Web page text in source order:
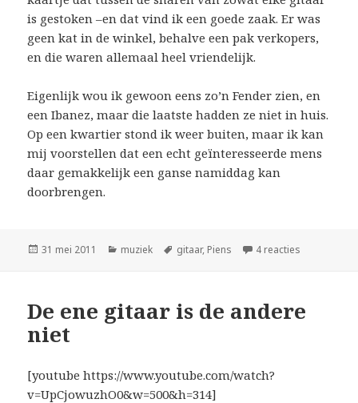
is gestoken –en dat vind ik een goede zaak. Er was
geen kat in de winkel, behalve een pak verkopers,
en die waren allemaal heel vriendelijk.
Eigenlijk wou ik gewoon eens zo’n Fender zien, en
een Ibanez, maar die laatste hadden ze niet in huis.
Op een kwartier stond ik weer buiten, maar ik kan
mij voorstellen dat een echt geïnteresseerde mens
daar gemakkelijk een ganse namiddag kan
doorbrengen.
Geplaatst
31 mei 2011 Categorieën
muziek Tags
gitaar, Piens 4 reacties
De ene gitaar is de andere
niet
[youtube https://www.youtube.com/watch?
v=UpCjowuzhO0&w=500&h=314]